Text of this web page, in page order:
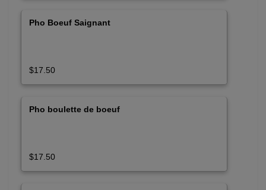
Pho Boeuf Saignant
$17.50
Pho boulette de boeuf
$17.50